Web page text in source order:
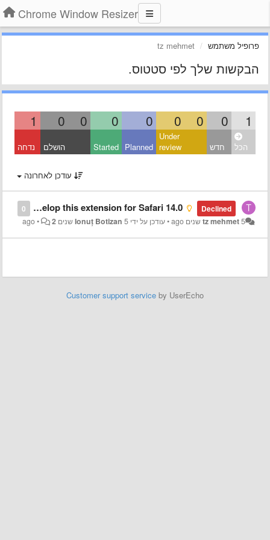
Chrome Window Resizer
פרופיל משתמש tz mehmet
הבקשות שלך לפי סטטוס.
1
0
0
0
0
0
0
0
1
הכל חדש
Under
review
Planned
Started הושלם נדחה
עודכן לאחרונה
0 Declined
Hi, when you will develop this extension for Safari 14.0?
tz mehmet5 שנים ago •עודכן על ידי Ionuț Botizan 5 שנים ago • 2
Customer support service by UserEcho